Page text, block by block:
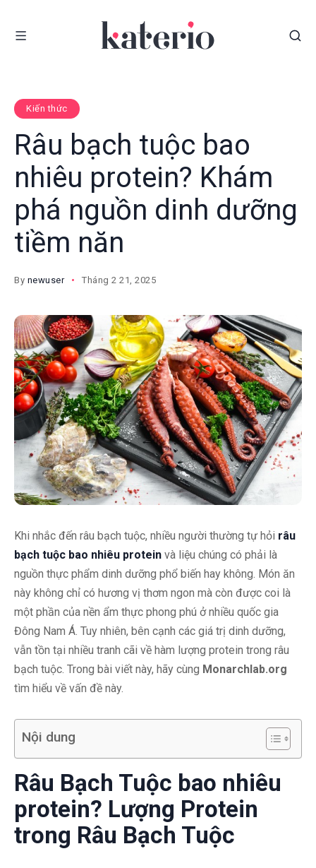
Kiến thức
Râu bạch tuộc bao
nhiêu protein? Khám
phá nguồn dinh dưỡng
tiềm năn
By newuser Tháng 2 21, 2025
Khi nhắc đến râu bạch tuộc, nhiều người thường tự hỏi râu
bạch tuộc bao nhiêu protein và liệu chúng có phải là
nguồn thực phẩm dinh dưỡng phổ biến hay không. Món ăn
này không chỉ có hương vị thơm ngon mà còn được coi là
một phần của nền ẩm thực phong phú ở nhiều quốc gia
Đông Nam Á. Tuy nhiên, bên cạnh các giá trị dinh dưỡng,
vẫn tồn tại nhiều tranh cãi về hàm lượng protein trong râu
bạch tuộc. Trong bài viết này, hãy cùng Monarchlab.org
tìm hiểu về vấn đề này.
Nội dung
Râu Bạch Tuộc bao nhiêu
protein? Lượng Protein
trong Râu Bạch Tuộc